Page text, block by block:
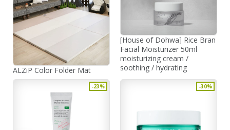
ALZiP Color Folder Mat
[House of Dohwa] Rice Bran
Facial Moisturizer 50ml
moisturizing cream /
soothing / hydrating
-23% -30%